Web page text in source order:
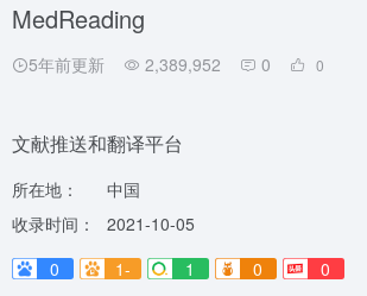
MedReading
5年前更新 2,389,952 0 0
文献推送和翻译平台
所在地：
中国
收录时间：
2021-10-05
0
1- 1 0 0